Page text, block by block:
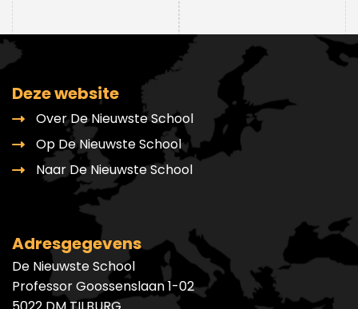
Deze website
Over De Nieuwste School
Op De Nieuwste School
Naar De Nieuwste School
Adresgegevens
De Nieuwste School
Professor Goossenslaan 1-02